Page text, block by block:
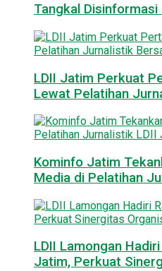
Tangkal Disinformasi
LDII Jatim Perkuat
Lewat Pelatihan
Kominfo Jatim
Media di Pelatihan
LDII Lamongan
Jatim, Perkuat